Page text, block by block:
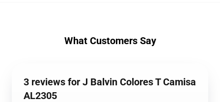
What Customers Say
3 reviews for J Balvin Colores T Camisa
AL2305